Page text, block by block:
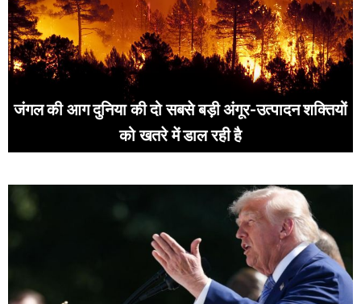
जंगल की आग दुनिया की दो सबसे बड़ी अंगूर-उत्पादन शक्तियों
को खतरे में डाल रही है